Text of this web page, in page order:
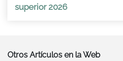
superior 2026
Otros Artículos en la Web